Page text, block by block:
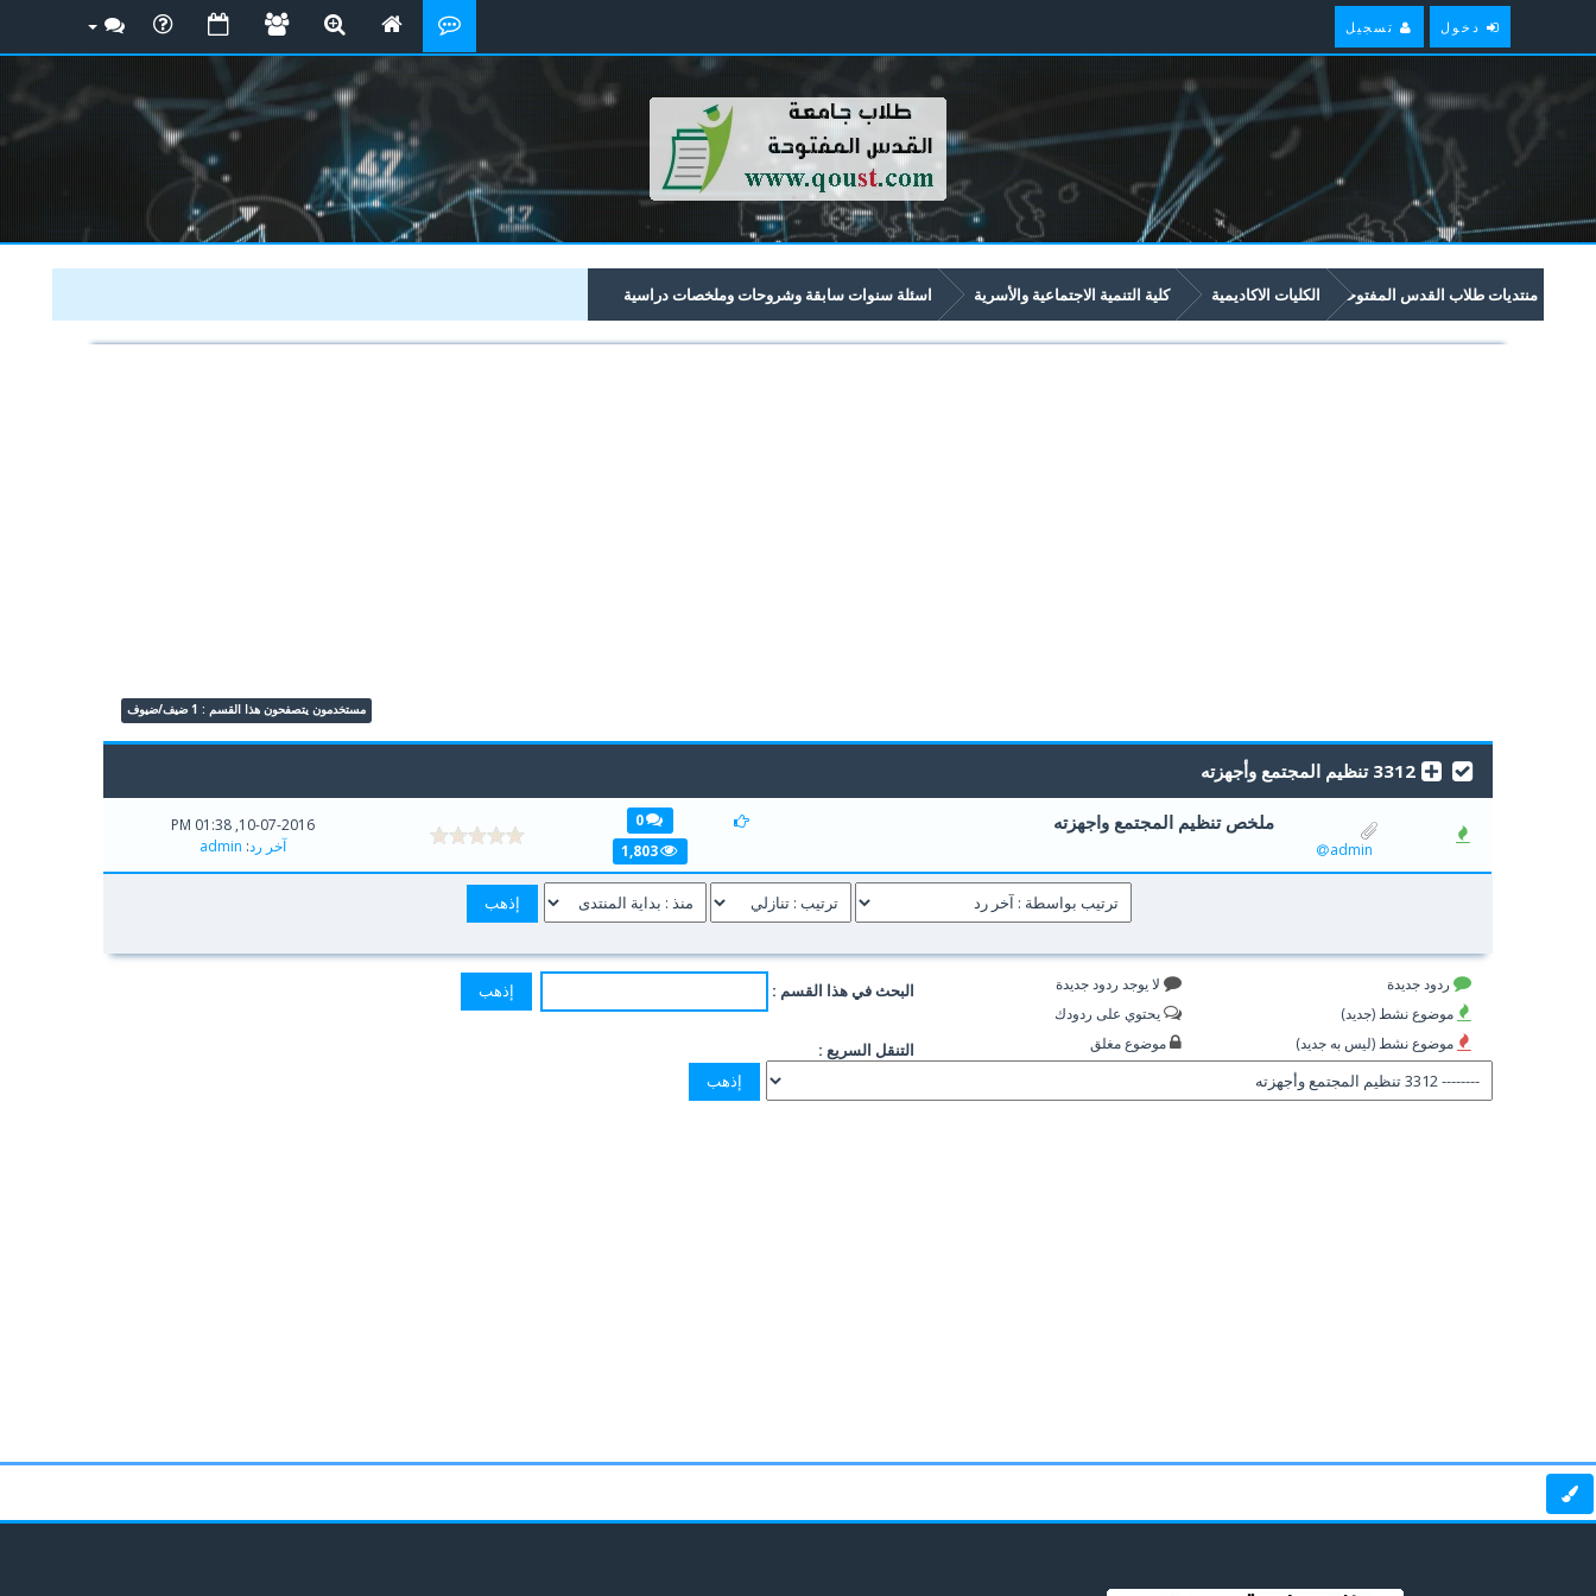
دخول تسجيل
منتديات طلاب القدس المفتوحة الكليات الاكاديمية كلية التنمية الاجتماعية والأسرية اسئلة سنوات سابقة وشروحات وملخصات دراسية
امتحانات سابقة وملخصات لمواد مستوى سنة ثالثة في برنامج التنمية الاجتماعية والأسرية تبدأ برقم 33xx 3312 تنظيم المجتمع وأجهزته
مستخدمون يتصفحون هذا القسم : 1 ضيف/ضيوف
3312 تنظيم المجتمع وأجهزته
ملخص تنظيم المجتمع واجهزته
admin
0
1,803
0 أصوات - 0 من معدل 5 أصوات 345
10-07-2016, 01:38 PM
آخر رد:
admin
ردود جديدة
موضوع نشط (جديد)
موضوع نشط (ليس به جديد)
لا يوجد ردود جديدة
يحتوي على ردودك
موضوع مغلق
البحث في هذا القسم :
التنقل السريع :